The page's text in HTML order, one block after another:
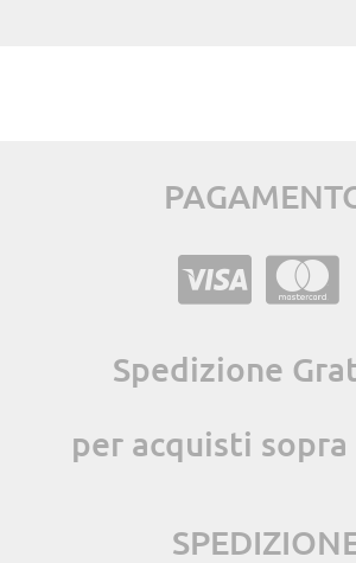
Spedizione
per acquisti sopra